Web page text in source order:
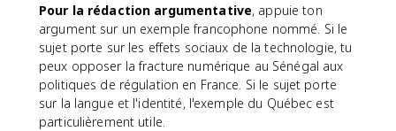
Pour la rédaction argumentative, appuie ton
argument sur un exemple francophone nommé. Si le
sujet porte sur les effets sociaux de la technologie, tu
peux opposer la fracture numérique au Sénégal aux
politiques de régulation en France. Si le sujet porte
sur la langue et l'identité, l'exemple du Québec est
particulièrement utile.